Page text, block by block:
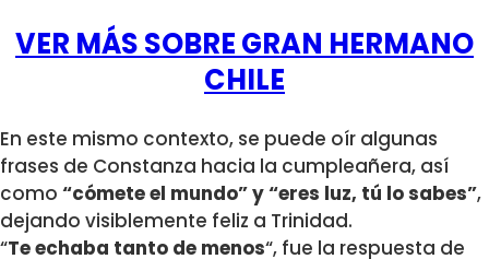
VER MÁS SOBRE GRAN HERMANO
CHILE
En este mismo contexto, se puede oír algunas
frases de Constanza hacia la cumpleañera, así
como “cómete el mundo” y “eres luz, tú lo sabes”,
dejando visiblemente feliz a Trinidad.
“Te echaba tanto de menos“, fue la respuesta de